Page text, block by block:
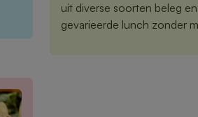
uit diverse soorten beleg
gevarieerde lunch zonder